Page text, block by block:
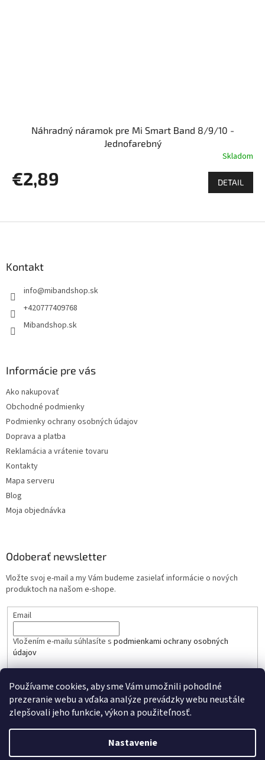
Používame cookies, aby sme Vám umožnili pohodlné
prezeranie webu a vďaka analýze prevádzky webu neustále
zlepšovali jeho funkcie, výkon a použiteľnosť.
Nastavenie
Náhradný náramok pre Mi Smart Band 8/9/10 -
Jednofarebný
Skladom
€2,89 DETAIL
Kontakt
info@mibandshop.sk
+420777409768
Mibandshop.sk
Informácie pre vás
Ako nakupovať
Obchodné podmienky
Podmienky ochrany osobných údajov
Doprava a platba
Reklamácia a vrátenie tovaru
Kontakty
Mapa serveru
Blog
Moja objednávka
Odoberať newsletter
Vložte svoj e-mail a my Vám budeme zasielať informácie o nových
produktoch na našom e-shope.
Email
Vložením e-mailu súhlasíte s podmienkami ochrany osobných
údajov
PRIHLÁSIŤ SA
Vytvoril Shoptet